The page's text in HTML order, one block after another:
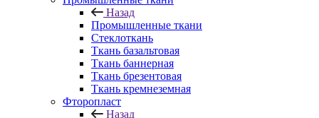
Назад
Промышленные ткани
Стеклоткань
Ткань базальтовая
Ткань баннерная
Ткань брезентовая
Ткань кремнеземная
Фторопласт
Назад